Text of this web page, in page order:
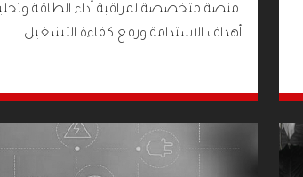
.منصة متخصصة لمراقبة أداء الطاقة
أهداف الاستدامة ورفع كفاءة التشغيل